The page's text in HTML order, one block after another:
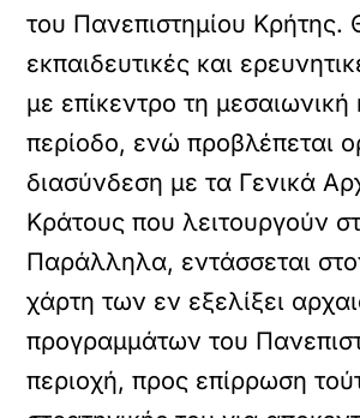
του Πανεπιστημίου Κρήτης.
εκπαιδευτικές και
με επίκεντρο τη μεσαιωνική
περίοδο, ενώ προβλέπεται
διασύνδεση με τα Γενικά
Κράτους που λειτουργούν
Παράλληλα, εντάσσεται
χάρτη των εν εξελίξει
προγραμμάτων του
περιοχή, προς επίρρωση